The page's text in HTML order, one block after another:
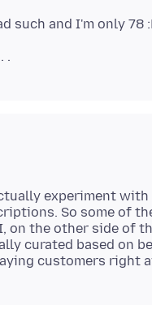
experiment
So some of
the other side of
curated based on